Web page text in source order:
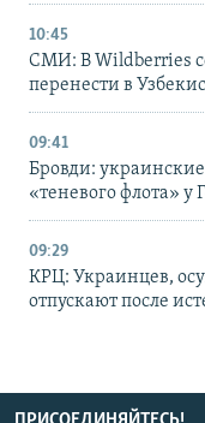
10:45
СМИ: В Wildberries
перенести в
09:41
Бровди:
«теневого флота» у
09:29
КРЦ: Украинцев,
отпускают после